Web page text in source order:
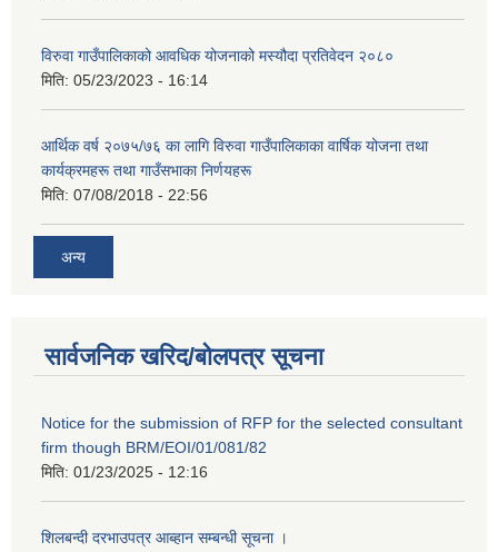
विरुवा गाउँपालिकाको आवधिक योजनाको मस्यौदा प्रतिवेदन २०८०
मिति: 05/23/2023 - 16:14
आर्थिक वर्ष २०७५/७६ का लागि विरुवा गाउँपालिकाका वार्षिक योजना तथा
कार्यक्रमहरू तथा गाउँसभाका निर्णयहरू
मिति: 07/08/2018 - 22:56
अन्य
सार्वजनिक खरिद/बोलपत्र सूचना
Notice for the submission of RFP for the selected consultant
firm though BRM/EOI/01/081/82
मिति: 01/23/2025 - 12:16
शिलबन्दी दरभाउपत्र आब्हान सम्बन्धी सूचना ।